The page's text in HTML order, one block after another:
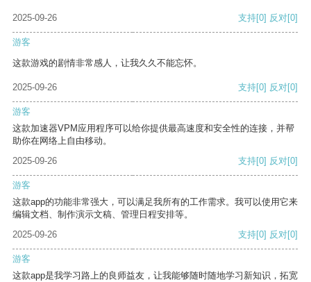
2025-09-26 支持[0] 反对[0]
游客
这款游戏的剧情非常感人，让我久久不能忘怀。
2025-09-26 支持[0] 反对[0]
游客
这款加速器VPM应用程序可以给你提供最高速度和安全性的连接，并帮
助你在网络上自由移动。
2025-09-26
支持[0] 反对[0]
游客
这款app的功能非常强大，可以满足我所有的工作需求。我可以使用它来
编辑文档、制作演示文稿、管理日程安排等。
2025-09-26
支持[0] 反对[0]
游客
这款app是我学习路上的良师益友，让我能够随时随地学习新知识，拓宽